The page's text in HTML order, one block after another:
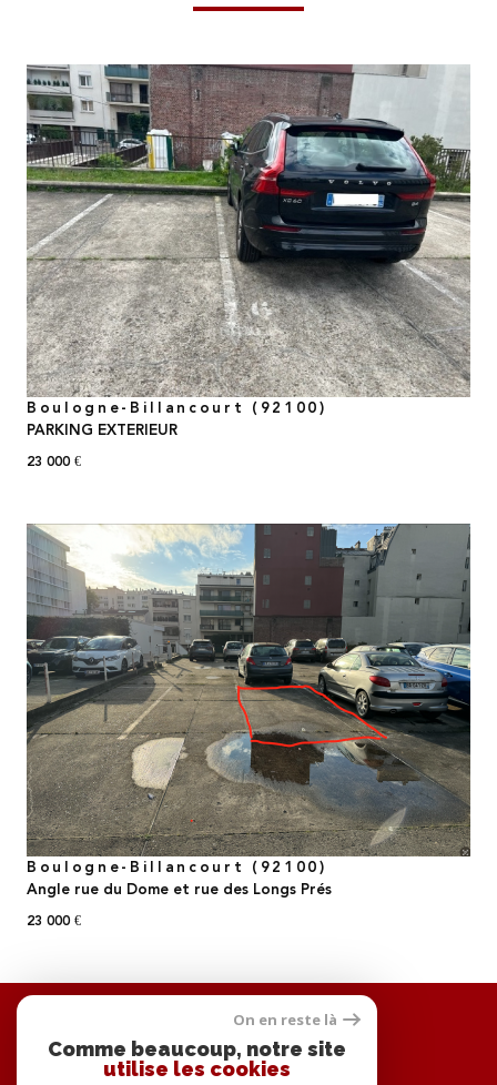
voir le bien
Boulogne-Billancourt (92100)
PARKING EXTERIEUR
23 000 €
voir le bien
Boulogne-Billancourt (92100)
Angle rue du Dome et rue des Longs Prés
23 000 €
connecter
espace propriétaire
On en reste là
Comme beaucoup, notre site
utilise les cookies